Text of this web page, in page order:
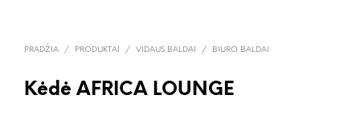
PRADŽIA / PRODUKTAI / VIDAUS BALDAI / BIURO BALDAI
Kėdė AFRICA LOUNGE